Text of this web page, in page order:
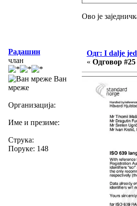
Ово је
Радашин
члан
Ван
мреже
Организација:
Име и презиме:
Струка:
Поруке: 148
Одг: I dalje
« Одговор #25